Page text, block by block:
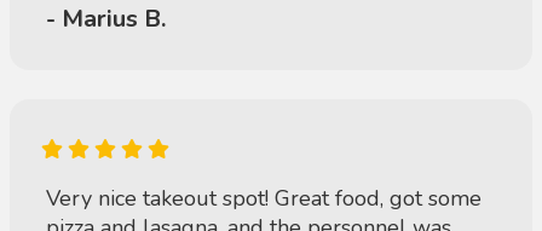
- Marius B.
Very nice takeout spot! Great food, got some